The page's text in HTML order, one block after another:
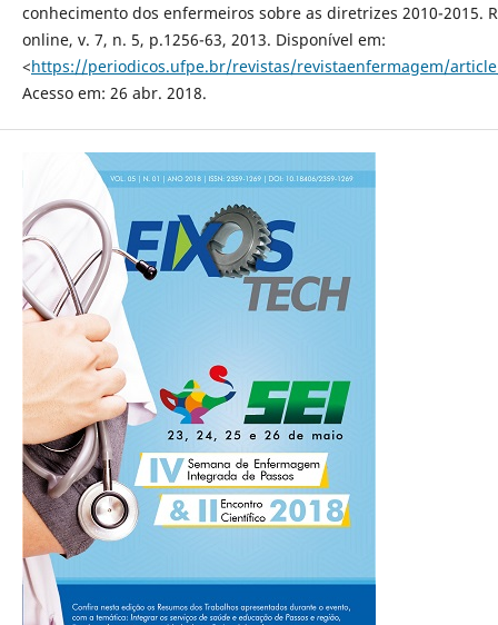
conhecimento dos enfermeiros sobre as diretrizes 2010-2015.
online, v. 7, n. 5, p.1256-63, 2013. Disponível em:
<https://periodicos.ufpe.br/revistas/revistaenfermagem/
Acesso em: 26 abr. 2018.